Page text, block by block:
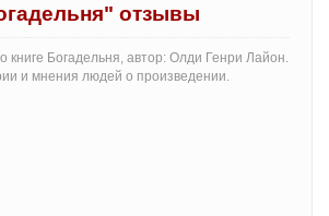
отзывы
книге Богадельня, автор: Олди Генри Лайон.
и мнения людей о произведении.